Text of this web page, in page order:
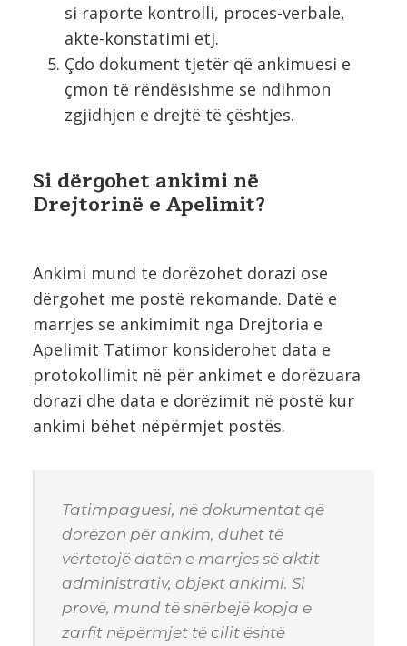
si raporte kontrolli, proces-verbale,
akte-konstatimi etj.
Çdo dokument tjetër që ankimuesi e
çmon të rëndësishme se ndihmon
zgjidhjen e drejtë të çështjes.
Si dërgohet ankimi në
Drejtorinë e Apelimit?
Ankimi mund te dorëzohet dorazi ose
dërgohet me postë rekomande. Datë e
marrjes se ankimimit nga Drejtoria e
Apelimit Tatimor konsiderohet data e
protokollimit në për ankimet e dorëzuara
dorazi dhe data e dorëzimit në postë kur
ankimi bëhet nëpërmjet postës.
Tatimpaguesi, në dokumentat që
dorëzon për ankim, duhet të
vërtetojë datën e marrjes së aktit
administrativ, objekt ankimi. Si
provë, mund të shërbejë kopja e
zarfit nëpërmjet të cilit është